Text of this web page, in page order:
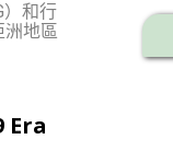
）和行
洲地區
Era